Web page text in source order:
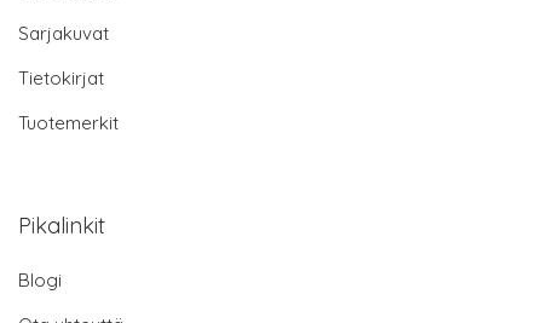
Sarjakuvat
Tietokirjat
Tuotemerkit
Pikalinkit
Blogi